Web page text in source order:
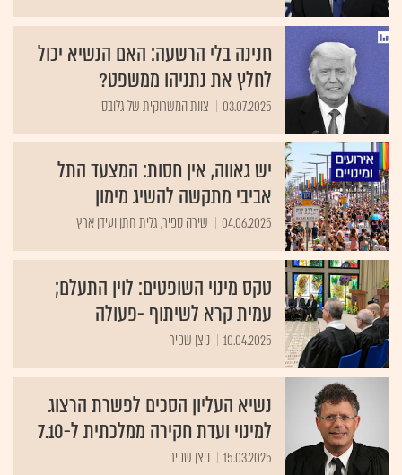
חנינה בלי הרשעה: האם הנשיא יכול
לחלץ את נתניהו ממשפט?
03.07.2025 צוות המשרוקית של גלובס
יש גאווה, אין חסות: המצעד התל
אביבי מתקשה להשיג מימון
04.06.2025 שירה ספיר, גלית חתן ועידן ארץ
טקס מינוי השופטים: לוין התעלם;
עמית קרא לשיתוף -פעולה
10.04.2025 ניצן שפיר
נשיא העליון הסכים לפשרת הרצוג
למינוי ועדת חקירה ממלכתית ל-7.10
15.03.2025 ניצן שפיר